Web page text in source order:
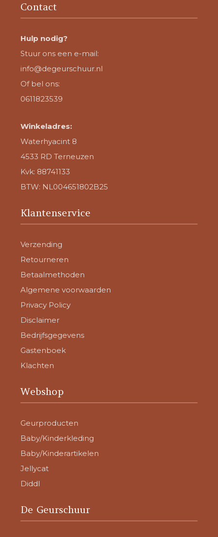
Contact
Hulp nodig?
Stuur ons een e-mail:
info@degeurschuur.nl
Of bel ons:
0611823539
Winkeladres:
Waterhyacint 8
4533 RD Terneuzen
Kvk: 88741133
BTW: NL004651802B25
Klantenservice
Verzending
Retourneren
Betaalmethoden
Algemene voorwaarden
Privacy Policy
Disclaimer
Bedrijfsgegevens
Gastenboek
Klachten
Webshop
Geurproducten
Baby/Kinderkleding
Baby/Kinderartikelen
Jellycat
Diddl
De Geurschuur